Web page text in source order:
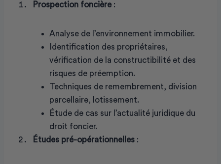
Prospection foncière:
Analyse de l’environnement immobilier.
Identification des propriétaires,
vérification de la constructibilité et des
risques de préemption.
Techniques de remembrement, division
parcellaire, lotissement.
Étude de cas sur l’actualité juridique du
droit foncier.
Études pré-opérationnelles :